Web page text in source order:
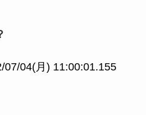
07/04(月) 11:00:01.155